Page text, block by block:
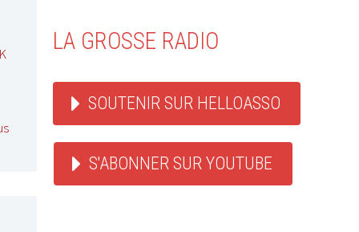
LA GROSSE RADIO
SOUTENIR SUR HELLOASSO
S'ABONNER SUR YOUTUBE